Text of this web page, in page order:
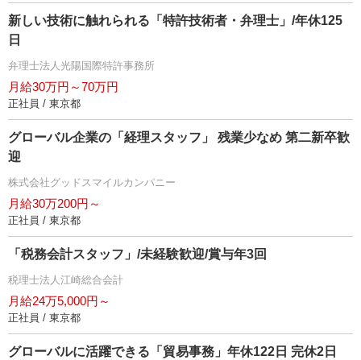
新しい技術に触れられる「特許技術者・弁理士」/年休125
日
弁理士法人光陽国際特許事務所
月給30万円～70万円
正社員 / 東京都
グローバル企業の「経理スタッフ」 残業少なめ 第二新卒歓
迎
株式会社グッドスマイルカンパニー
月給30万200円～
正社員 / 東京都
「税務会計スタッフ」/未経験歓迎/賞与年3回
税理士法人江崎総合会計
月給24万5,000円～
正社員 / 東京都
グローバルに活躍できる「貿易事務」年休122日 完休2日